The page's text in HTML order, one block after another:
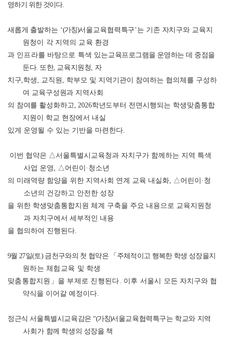
영하기 위한 것이다.
새롭게 출발하는 ‘(가칭)서울교육협력특구’는 기존 자치구와 교육지
원청이 각 지역의 교육 환경
과 인프라를 바탕으로 특색 있는 교육프로그램을 운영하는 데 중점을
둔다. 또한, 교육지원청
자
치구 학생 교직원
학부모 및 지역기관이 참여하는 협의체를 구성하
여 교육구성원과 지역사회
의 참여를 활성화하고
, 2026학년도부터 전면 시행되는 학생맞춤통합
지원이 학교 현장에서 내실
있게 운영될 수 있는 기반을 마련한다
이번 협약은 △서울특별시교육청과 자치구가 함께하는 지역 특색
사업 운영
△ 어린이 · 청소년
의 미래역량 함양을 위한 지역사회 연계 교육 내실화
△ 어린이 · 청
소년의 건강하고 안전한 성장
을 위한 학생맞춤통합지원 체계 구축을 주요 내용으로 교육지원청
과 자치구에서 세부적인 내용
을 협의하여 진행된다
9월 27일(토) 금천구와의 첫 협약은 「 주체적이고 행복한 학생 성장을지
원하는 체험교육 및 학생
맞춤통합지원 」 을 부제로 진행된다 이후 서울시
모든 자치구와 협
약식을 이어갈 예정이다
정근식 서울특별시교육감은“(가칭)서울교육협력특구는 학교와 지역
사회가 함께 학생의 성장을 책